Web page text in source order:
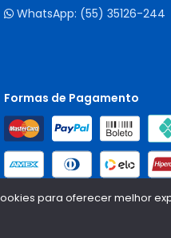
WhatsApp: (55) 35126-244
Formas de Pagamento
para oferecer melhor